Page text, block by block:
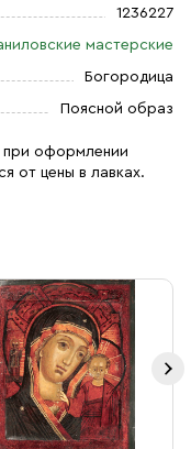
1236227
мастерские
Богородица
Поясной образ
при оформлении
от цены в лавках.